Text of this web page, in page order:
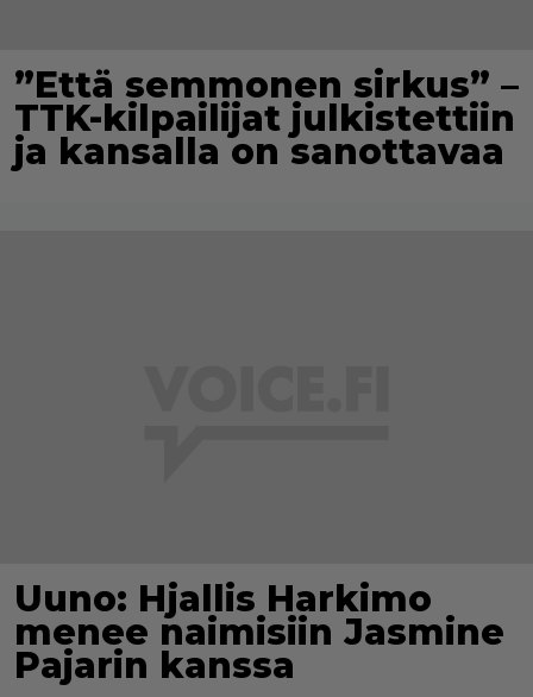
”Että semmonen sirkus” –
TTK-kilpailijat julkistettiin
ja kansalla on sanottavaa
Uuno: Hjallis Harkimo
menee naimisiin Jasmine
Pajarin kanssa